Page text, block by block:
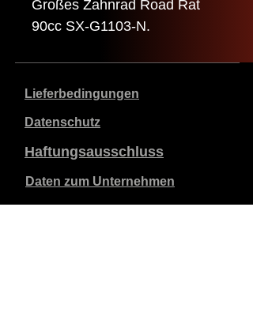
Großes Zahnrad Road Rat
90cc SX-G1103-N.
Lieferbedingungen
Datenschutz
Haftungsausschluss
Daten zum Unternehmen